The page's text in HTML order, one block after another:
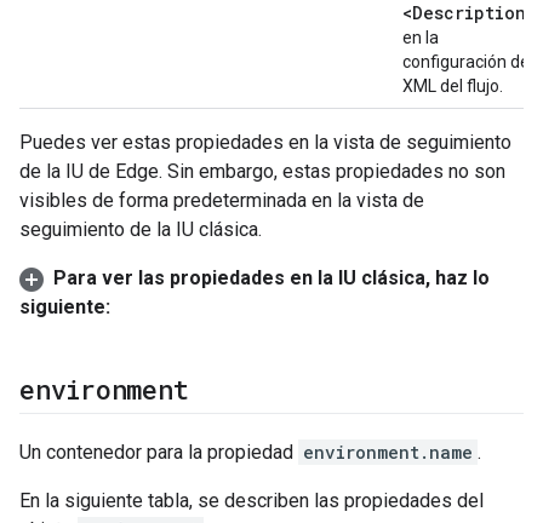
<Description>
en la
configuración de
XML del flujo.
Puedes ver estas propiedades en la vista de seguimiento
de la IU de Edge. Sin embargo, estas propiedades no son
visibles de forma predeterminada en la vista de
seguimiento de la IU clásica.
Para ver las propiedades en la IU clásica, haz lo
siguiente:
environment
Un contenedor para la propiedad environment.name .
En la siguiente tabla, se describen las propiedades del